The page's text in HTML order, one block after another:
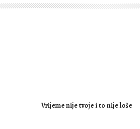
Vrijeme nije tvoje i to nije loše